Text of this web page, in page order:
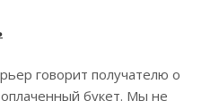
говорит получателю о
букет. Мы не